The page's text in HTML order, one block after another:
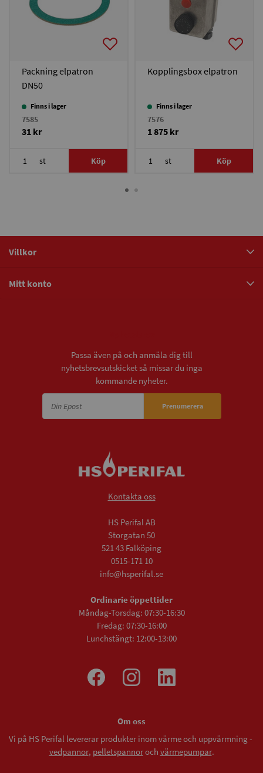
Packning elpatron
DN50
Finns i lager
7585
31 kr
st Köp
Kopplingsbox elpatron
Finns i lager
7576
1 875 kr
st Köp
Villkor
Mitt konto
Passa även på och anmäla dig till
nyhetsbrevsutskicket så missar du inga
kommande nyheter.
Prenumerera
Kontakta oss
HS Perifal AB
Storgatan 50
521 43 Falköping
0515-171 10
info@hsperifal.se
Ordinarie öppettider
Måndag-Torsdag: 07:30-16:30
Fredag: 07:30-16:00
Lunchstängt: 12:00-13:00
Om oss
Vi på HS Perifal levererar produkter inom värme och uppvärmning -
vedpannor, pelletspannoroch värmepumpar.